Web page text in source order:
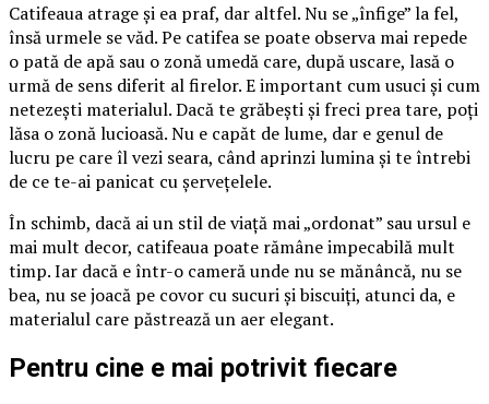
Catifeaua atrage și ea praf, dar altfel. Nu se „înfige” la fel,
însă urmele se văd. Pe catifea se poate observa mai repede
o pată de apă sau o zonă umedă care, după uscare, lasă o
urmă de sens diferit al firelor. E important cum usuci și cum
netezești materialul. Dacă te grăbești și freci prea tare, poți
lăsa o zonă lucioasă. Nu e capăt de lume, dar e genul de
lucru pe care îl vezi seara, când aprinzi lumina și te întrebi
de ce te-ai panicat cu șervețelele.
În schimb, dacă ai un stil de viață mai „ordonat” sau ursul e
mai mult decor, catifeaua poate rămâne impecabilă mult
timp. Iar dacă e într-o cameră unde nu se mănâncă, nu se
bea, nu se joacă pe covor cu sucuri și biscuiți, atunci da, e
materialul care păstrează un aer elegant.
Pentru cine e mai potrivit fiecare